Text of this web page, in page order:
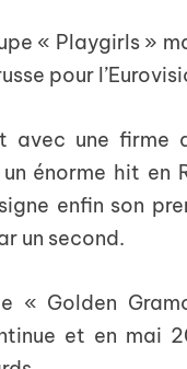
« Playgirls »
pour
avec une firme
énorme hit en
enfin son
un second.
« Golden
et en